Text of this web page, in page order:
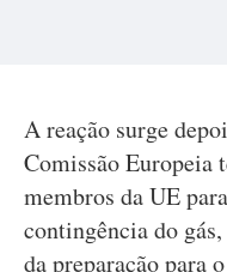
A reação surge
Comissão Europeia
membros da UE
contingência do
da preparação para